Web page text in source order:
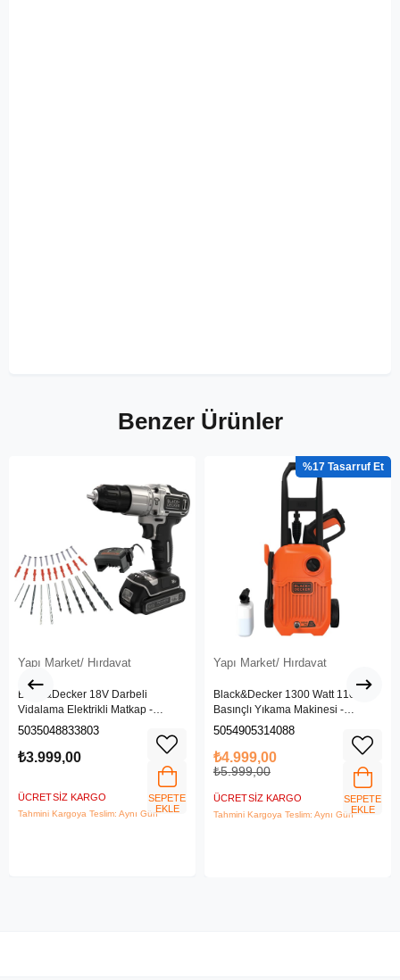
Benzer Ürünler
Yapı Market/ Hırdavat
Black&Decker 18V Darbeli
Vidalama Elektrikli Matkap -
BDCHD18SC1K-QW
5035048833803
₺3.999,00
ÜCRETSIZ KARGO
Tahmini Kargoya Teslim: Aynı Gün
SEPETE
EKLE
Yapı Market/ Hırdavat
Black&Decker 1300 Watt 110 Bar
Basınçlı Yıkama Makinesi -
(BEPW1300L-QS)
5054905314088
₺4.999,00
₺5.999,00
ÜCRETSIZ KARGO
Tahmini Kargoya Teslim: Aynı Gün
%17
SEPETE
EKLE